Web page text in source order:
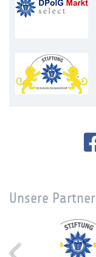
Unsere Partner